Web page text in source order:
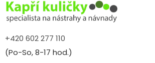
+420 602 277 110
(Po-So, 8-17 hod.)